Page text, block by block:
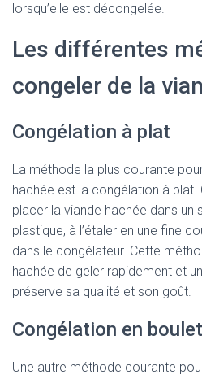
lorsqu’elle est décongelée.
Les différentes
congeler de la
Congélation à plat
La méthode la plus courante
hachée est la congélation à
placer la viande hachée dans un
plastique, à l’étaler en une fine
dans le congélateur. Cette
hachée de geler rapidement et
préserve sa qualité et son goût.
Congélation en
Une autre méthode courante